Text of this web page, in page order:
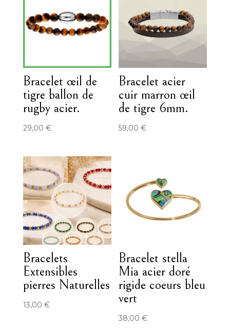
Bracelet œil de
tigre ballon de
rugby acier.
29,00 €
Bracelet acier
cuir marron œil
de tigre 6mm.
59,00€
Bracelets
Extensibles
pierres Naturelles
13,00 €
Bracelet stella
Mia acier doré
rigide coeurs bleu
vert
38,00€